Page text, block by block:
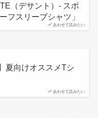
あわせて読みたい
（デサント）- スポ
フスリーブシャツ」
あわせて読みたい
夏向けオススメTシ